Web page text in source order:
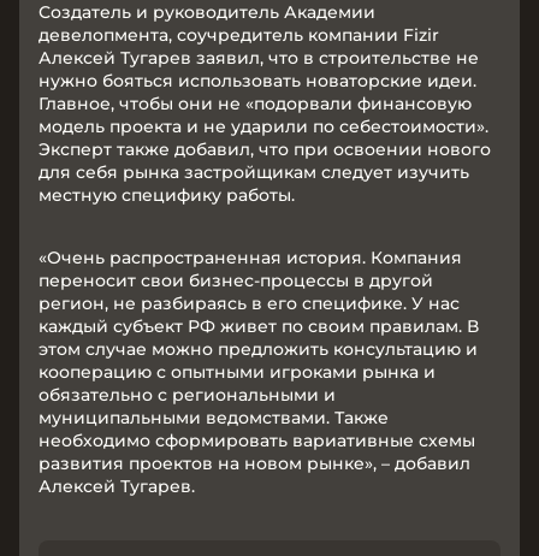
Создатель и руководитель Академии
девелопмента, соучредитель компании Fizir
Алексей Тугарев заявил, что в строительстве не
нужно бояться использовать новаторские идеи.
Главное, чтобы они не «подорвали финансовую
модель проекта и не ударили по себестоимости».
Эксперт также добавил, что при освоении нового
для себя рынка застройщикам следует изучить
местную специфику работы.
«Очень распространенная история. Компания
переносит свои бизнес-процессы в другой
регион, не разбираясь в его специфике. У нас
каждый субъект РФ живет по своим правилам. В
этом случае можно предложить консультацию и
кооперацию с опытными игроками рынка и
обязательно с региональными и
муниципальными ведомствами. Также
необходимо сформировать вариативные схемы
развития проектов на новом рынке», – добавил
Алексей Тугарев.